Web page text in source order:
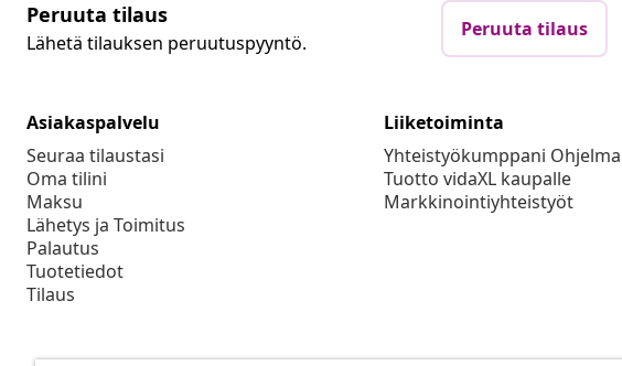
Peruuta tilaus
Lähetä tilauksen peruutuspyyntö.
Peruuta tilaus
Asiakaspalvelu
Seuraa tilaustasi
Oma tilini
Maksu
Lähetys ja Toimitus
Palautus
Tuotetiedot
Tilaus
Liiketoiminta
Yhteistyökumppani Ohjelma
Tuotto vidaXL kaupalle
Markkinointiyhteistyöt